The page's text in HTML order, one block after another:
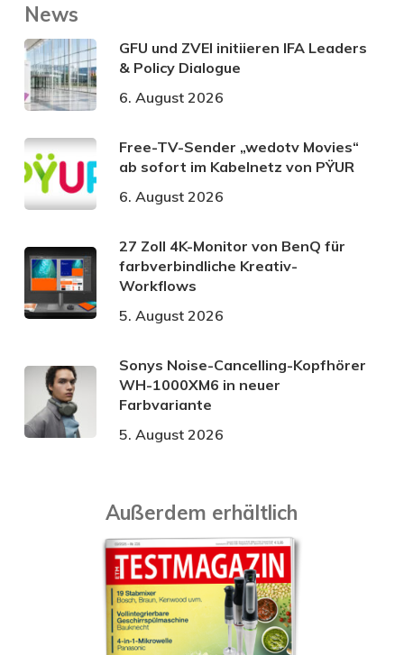
News
GFU und ZVEI initiieren IFA Leaders
& Policy Dialogue
6. August 2026
Free-TV-Sender „wedotv Movies“
ab sofort im Kabelnetz von PŸUR
6. August 2026
27 Zoll 4K-Monitor von BenQ für
farbverbindliche Kreativ-
Workflows
5. August 2026
Sonys Noise-Cancelling-Kopfhörer
WH-1000XM6 in neuer
Farbvariante
5. August 2026
Außerdem erhältlich